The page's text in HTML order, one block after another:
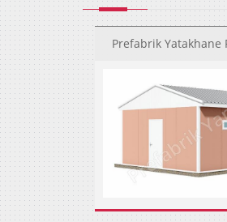
Prefabrik Yatakhane